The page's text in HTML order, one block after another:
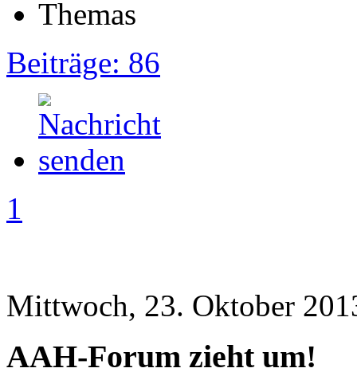
Beiträge: 86
1
Mittwoch, 23. Oktober
AAH-Forum zieht um!